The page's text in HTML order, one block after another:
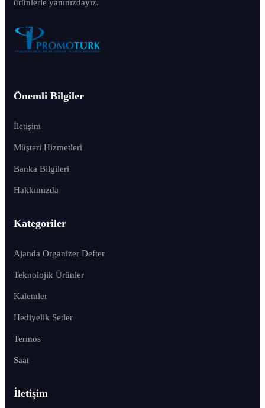
ürünlerle yanınızdayız.
Önemli Bilgiler
İletişim
Müşteri Hizmetleri
Banka Bilgileri
Hakkımızda
Kategoriler
Ajanda Organizer Defter
Teknolojik Ürünler
Kalemler
Hediyelik Setler
Termos
Saat
İletişim